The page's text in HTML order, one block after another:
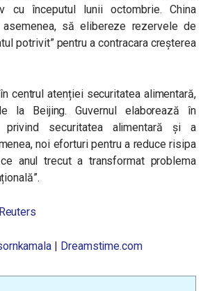
cu începutul lunii octombrie. China
asemenea, să elibereze rezervele de
potrivit” pentru a contracara creșterea
centrul atenției securitatea alimentară,
la Beijing. Guvernul elaborează în
securitatea alimentară și a
noi eforturi pentru a reduce risipa
anul trecut a transformat problema
Reuters
| Dreamstime.com